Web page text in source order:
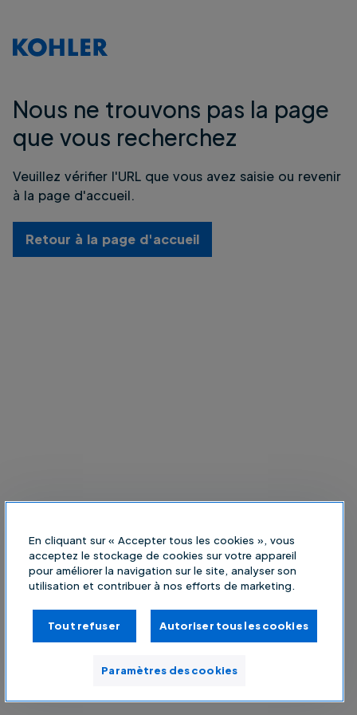
Nous ne trouvons pas la page
que vous recherchez
Veuillez vérifier l'URL que vous avez saisie ou revenir
à la page d'accueil.
Retour à la page d'accueil
En cliquant sur « Accepter tous les cookies », vous
acceptez le stockage de cookies sur votre appareil
pour améliorer la navigation sur le site, analyser son
utilisation et contribuer à nos efforts de marketing.
Tout refuser Autoriser tous les cookies
Paramètres des cookies